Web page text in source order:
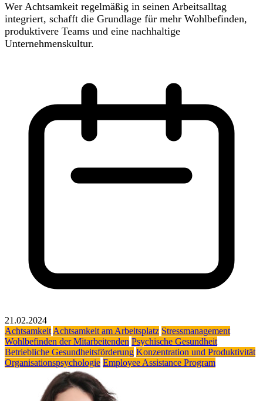
Wer Achtsamkeit regelmäßig in seinen Arbeitsalltag
integriert, schafft die Grundlage für mehr Wohlbefinden,
produktivere Teams und eine nachhaltige
Unternehmenskultur.
21.02.2024
Achtsamkeit Achtsamkeit am Arbeitsplatz Stressmanagement
Wohlbefinden der Mitarbeitenden Psychische Gesundheit
Betriebliche Gesundheitsförderung Konzentration und Produktivität
Organisationspsychologie Employee Assistance Program